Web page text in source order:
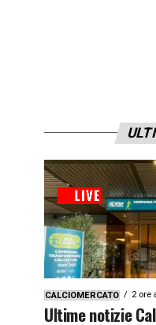
CALCIOMERCATO 2 ore
Ultime notizie